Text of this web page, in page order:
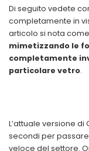
Di seguito vedete
completamente in
articolo si nota
mimetizzando le
completamente
particolare vetro.
L’attuale versione
secondi per
veloce del settore.